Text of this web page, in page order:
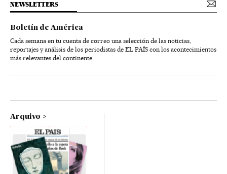
NEWSLETTERS
Boletín de América
Cada semana en tu cuenta de correo una selección de las noticias,
reportajes y análisis de los periodistas de EL PAÍS con los acontecimientos
más relevantes del continente.
Arquivo